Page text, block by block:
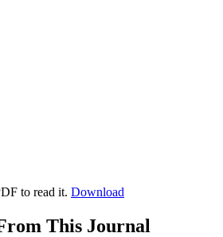
to read it. Download
This Journal